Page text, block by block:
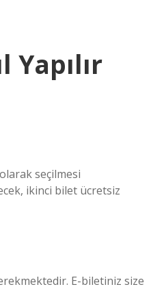
seçilmesi
ikinci bilet ücretsiz
E-biletiniz size